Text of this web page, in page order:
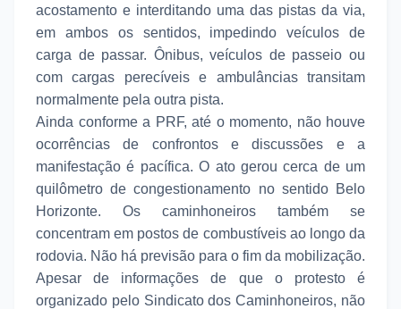
acostamento e interditando uma das pistas da via,
em ambos os sentidos, impedindo veículos de
carga de passar. Ônibus, veículos de passeio ou
com cargas perecíveis e ambulâncias transitam
normalmente pela outra pista.
Ainda conforme a PRF, até o momento, não houve
ocorrências de confrontos e discussões e a
manifestação é pacífica. O ato gerou cerca de um
quilômetro de congestionamento no sentido Belo
Horizonte. Os caminhoneiros também se
concentram em postos de combustíveis ao longo da
rodovia. Não há previsão para o fim da mobilização.
Apesar de informações de que o protesto é
organizado pelo Sindicato dos Caminhoneiros, não